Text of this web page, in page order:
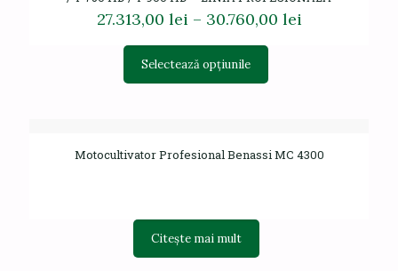
27.313,00 lei – 30.760,00 lei
Selectează opțiunile
Opțiunile
Motocultivator Profesional Benassi MC 4300
Citește mai mult